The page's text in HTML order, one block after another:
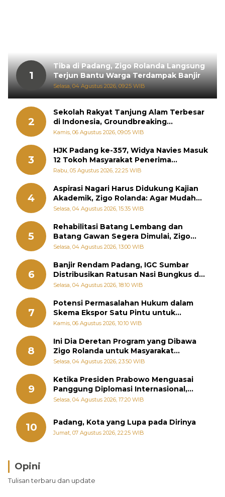
1
Tiba di Padang, Zigo Rolanda Langsung
Terjun Bantu Warga Terdampak Banjir
Selasa, 04 Agustus 2026, 09:25 WIB
2
Sekolah Rakyat Tanjung Alam Terbesar
di Indonesia, Groundbreaking
September
Kamis, 06 Agustus 2026, 09:05 WIB
3
HJK Padang ke-357, Widya Navies Masuk
12 Tokoh Masyarakat Penerima
Penghargaan Pemko Padang
Rabu, 05 Agustus 2026, 22:25 WIB
4
Aspirasi Nagari Harus Didukung Kajian
Akademik, Zigo Rolanda: Agar Mudah
Diperjuangkan di Kementerian
Selasa, 04 Agustus 2026, 15:35 WIB
5
Rehabilitasi Batang Lembang dan
Batang Gawan Segera Dimulai, Zigo
Rolanda Pastikan Proyek Berjalan
Selasa, 04 Agustus 2026, 13:00 WIB
6
Banjir Rendam Padang, IGC Sumbar
Distribusikan Ratusan Nasi Bungkus dan
Air Minum
Selasa, 04 Agustus 2026, 18:10 WIB
7
Potensi Permasalahan Hukum dalam
Skema Ekspor Satu Pintu untuk
Komoditas Strategis Indonesia
Kamis, 06 Agustus 2026, 10:10 WIB
8
Ini Dia Deretan Program yang Dibawa
Zigo Rolanda untuk Masyarakat
Kabupaten Solok
Selasa, 04 Agustus 2026, 23:50 WIB
9
Ketika Presiden Prabowo Menguasai
Panggung Diplomasi Internasional,
Jokowi, Gibran, dan Kaesang Menguasai
Selasa, 04 Agustus 2026, 17:20 WIB
10 Padang, Kota yang Lupa pada Dirinya
Jumat, 07 Agustus 2026, 22:25 WIB
Opini
Tulisan terbaru dan update